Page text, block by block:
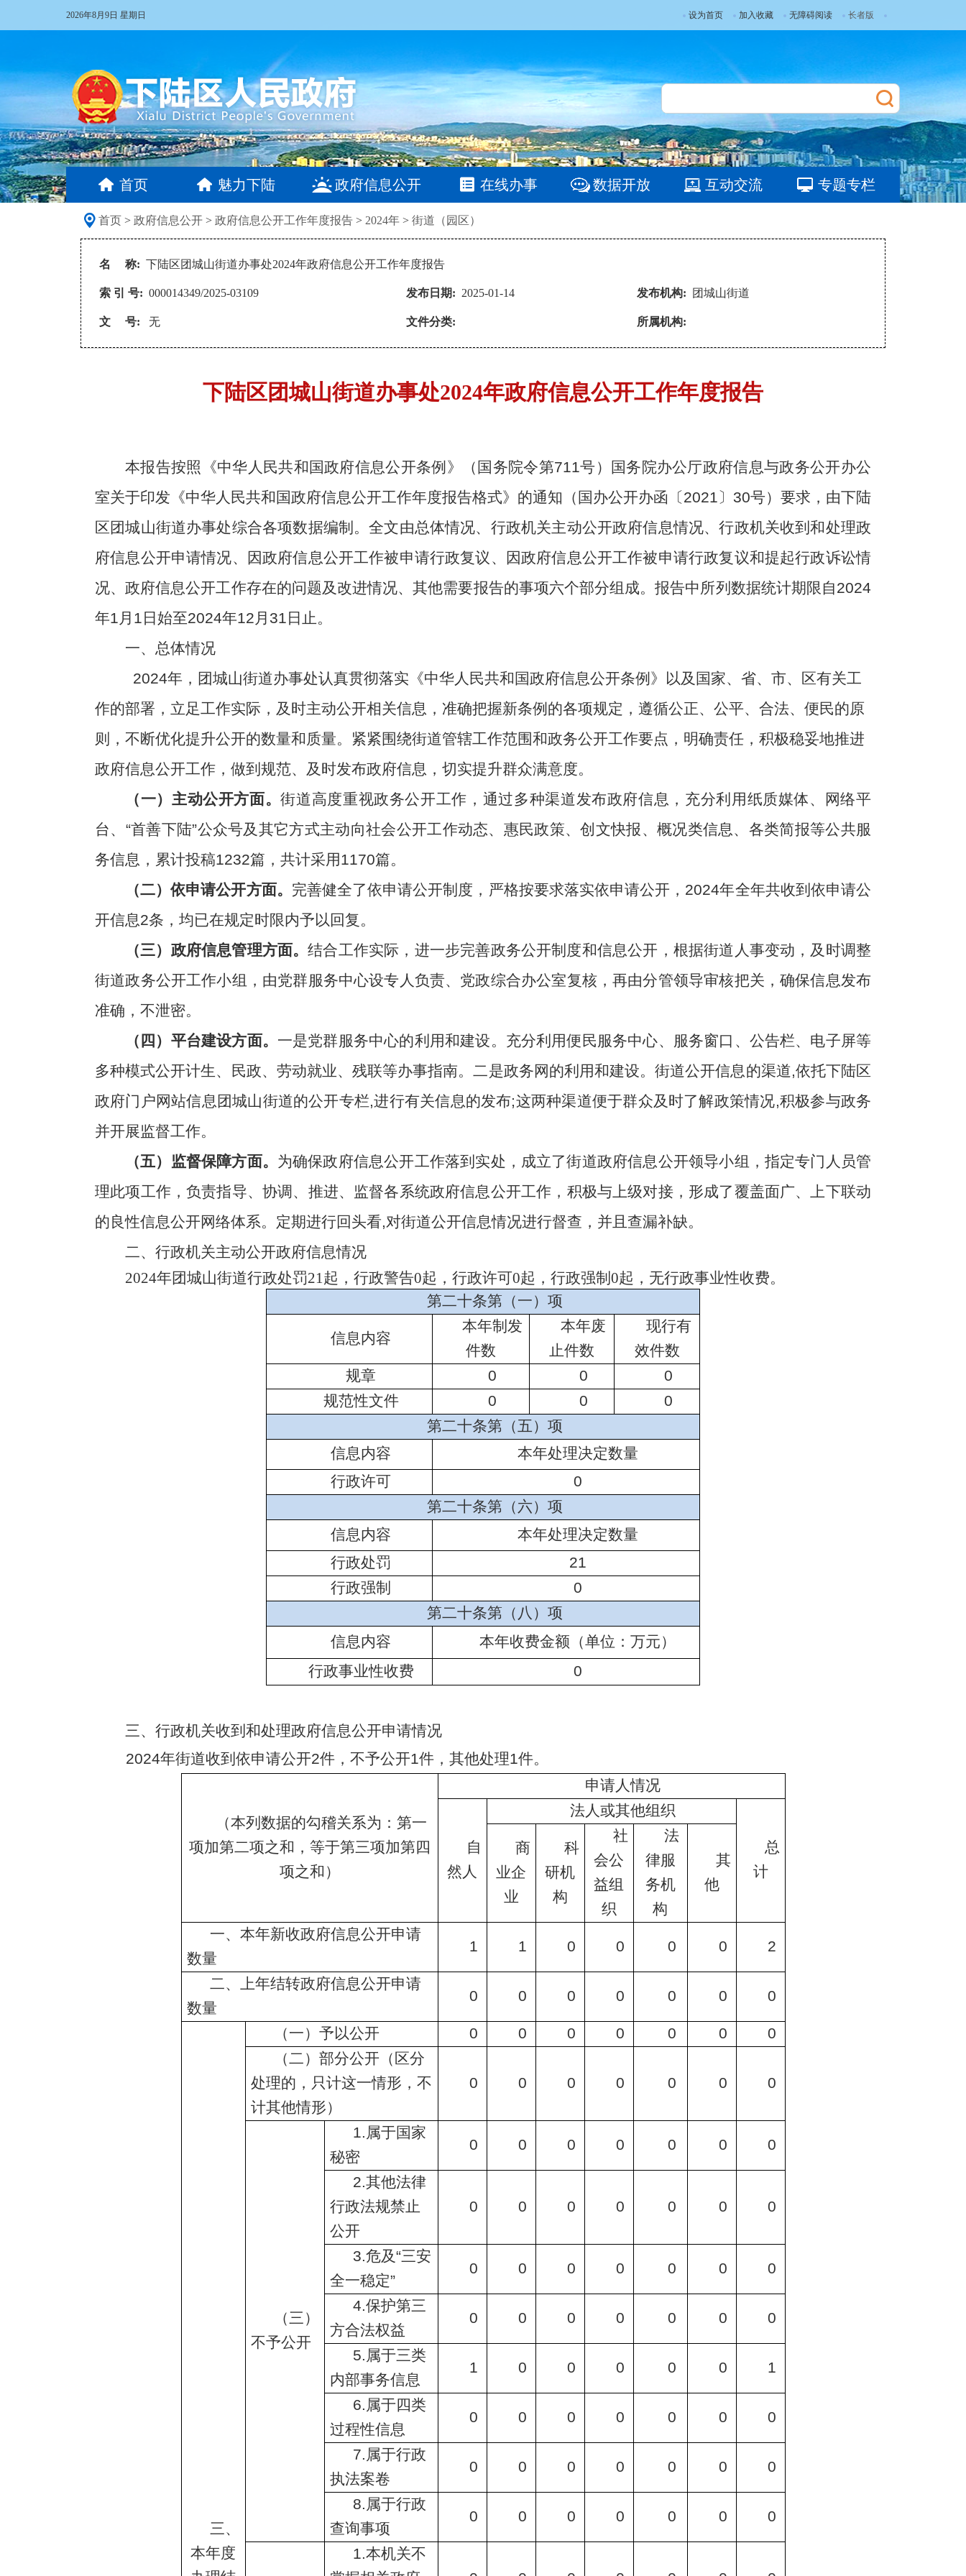
2026年8月9日 星期日 设为首页 加入收藏 无障碍阅读 长者版
首页 魅力下陆 政府信息公开 在线办事 数据开放 互动交流 专题专栏
首页 > 政府信息公开 > 政府信息公开工作年度报告 > 2024年 > 街道（园区）
名 称: 下陆区团城山街道办事处2024年政府信息公开工作年度报告
索 引 号: 000014349/2025-03109 发布日期: 2025-01-14 发布机构: 团城山街道
文 号: 无 文件分类: 所属机构:
下陆区团城山街道办事处2024年政府信息公开工作年度报告
本报告按照《中华人民共和国政府信息公开条例》（国务院令第711号）国务院办公厅政府信息与政务公开办公
室关于印发《中华人民共和国政府信息公开工作年度报告格式》的通知（国办公开办函〔2021〕30号）要求，由下陆
区团城山街道办事处综合各项数据编制。全文由总体情况、行政机关主动公开政府信息情况、行政机关收到和处理政
府信息公开申请情况、因政府信息公开工作被申请行政复议、因政府信息公开工作被申请行政复议和提起行政诉讼情
况、政府信息公开工作存在的问题及改进情况、其他需要报告的事项六个部分组成。报告中所列数据统计期限自2024
年1月1日始至2024年12月31日止。
一、总体情况
2024年，团城山街道办事处认真贯彻落实《中华人民共和国政府信息公开条例》以及国家、省、市、区有关工
作的部署，立足工作实际，及时主动公开相关信息，准确把握新条例的各项规定，遵循公正、公平、合法、便民的原
则，不断优化提升公开的数量和质量。 紧紧围绕街道管辖工作范围和政务公开工作要点，明确责任，积极稳妥地推进
政府信息公开工作，做到规范、及时发布政府信息，切实提升群众满意度。
（一） 主动公开方面。街道高度重视政务公开工作，通过多种渠道发布政府信息，充分利用纸质媒体、网络平
台、“首善下陆”公众号及其它方式主动向社会公开工作动态、惠民政策、创文快报、概况类信息、各类简报等公共服
务信息，累计投稿1232篇，共计采用1170篇。
（二）依申请公开方面。 完善健全了依申请公开制度，严格按要求落实依申请公开，2024年全年共收到依申请公
开信息2条 ，均已在规定时限内予以回复。
（三） 政府信息管理方面。结合工作实际，进一步完善政务公开制度和信息公开，根据街道人事变动，及时调整
街道政务公开工作小组，由党群服务中心设专人负责、党政综合办公室复核，再由分管领导审核把关，确保信息发布
准确，不泄密。
（四） 平台建设方面。 一是党群服务中心的利用和建设。充分利用便民服务中心、服务窗口、公告栏、电子屏等
多种模式公开计生、民政、劳动就业、残联等办事指南。二是政务网的利用和建设。街道公开信息的渠道,依托下陆区
政府门户网站信息团城山街道的公开专栏,进行有关信息的发布;这两种渠道便于群众及时了解政策情况,积极参与政务
并开展监督工作。
（五）
监督保障方面。 为确保政府信息公开工作落到实处，成立了街道政府信息公开领导小组，指定专门人员管
理此项工作，负责指导、协调、推进、监督各系统政府信息公开工作，积极与上级对接，形成了覆盖面广、上下联动
的良性信息公开网络体系。 定期进行回头看,对街道公开信息情况进行督查，并且查漏补缺。
二、行政机关主动公开政府信息情况
2024年团城山街道行政处罚21起，行政警告0起，行政许可0起，行政强制0起，无行政事业性收费。
第二十条第（一）项
信息内容
本年制发
件数
本年废
止件数
现行有
效件数
规章
0 0
0
规范性文件
0 0
0
第二十条第（五）项
信息内容
本年处理决定数量
行政许可
0
第二十条第（六）项
信息内容
本年处理决定数量
行政处罚
21
行政强制
0
第二十条第（八）项
信息内容
本年收费金额（单位：万元）
行政事业性收费
0
三、行政机关收到和处理政府信息公开申请情况
2024年街道收到依申请公开2件，不予公开1件，其他处理1件。
（本列数据的勾稽关系为：第一
项加第二项之和，等于第三项加第四
项之和）
申请人情况
自
然人
法人或其他组织
总
计
商
业企
业
科
研机
构
社
会公
益组
织
法
律服
务机
构
其
他
一、本年新收政府信息公开申请
数量
1 1 0 0 0 0 2
二、上年结转政府信息公开申请
数量
0 0 0 0 0 0 0
三、
本年度
（一）予以公开 0 0 0 0 0 0
0
（二）部分公开（区分
处理的，只计这一情形，不
计其他情形）
0 0 0 0 0 0 0
（三）
不予公开
1.属于国家
秘密
0 0 0 0 0 0 0
2.其他法律
行政法规禁止
公开
0 0 0 0 0 0 0
3.危及“三安
全一稳定”
0 0 0 0 0 0 0
4.保护第三
方合法权益
0 0 0 0 0 0 0
5.属于三类
内部事务信息
1 0 0 0 0 0 1
6.属于四类
过程性信息
0 0 0 0 0 0 0
7.属于行政
执法案卷
0 0 0 0 0 0 0
8.属于行政
查询事项
0 0 0 0 0 0 0
1.本机关不